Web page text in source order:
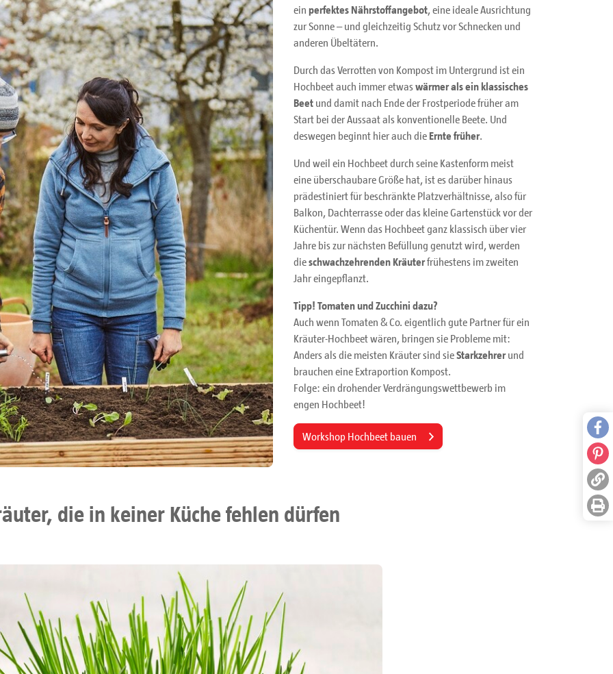
ein perfektes Nährstoffangebot , eine ideale Ausrichtung
zur Sonne – und gleichzeitig Schutz vor Schnecken und
anderen Übeltätern.
Durch das Verrotten von Kompost im Untergrund ist ein
Hochbeet auch immer etwaswärmer als ein klassisches
Beet und damit nach Ende der Frostperiode früher am
Start bei der Aussaat als konventionelle Beete. Und
deswegen beginnt hier auch die Ernte früher.
Und weil ein Hochbeet durch seine Kastenform meist
eine überschaubare Größe hat, ist es darüber hinaus
prädestiniert für beschränkte Platzverhältnisse, also für
Balkon, Dachterrasse oder das kleine Gartenstück vor der
Küchentür. Wenn das Hochbeet ganz klassisch über vier
Jahre bis zur nächsten Befüllung genutzt wird, werden
dieschwachzehrenden Kräuterfrühestens im zweiten
Jahr eingepflanzt.
Tipp! Tomaten und Zucchini dazu?
Auch wenn Tomaten & Co. eigentlich gute Partner für ein
Kräuter-Hochbeet wären, bringen sie Probleme mit:
Anders als die meisten Kräuter sind sieStarkzehrerund
brauchen eine Extraportion Kompost.
Folge: ein drohender Verdrängungswettbewerb im
engen Hochbeet!
Workshop Hochbeet bauen
die in keiner Küche fehlen dürfen
Link